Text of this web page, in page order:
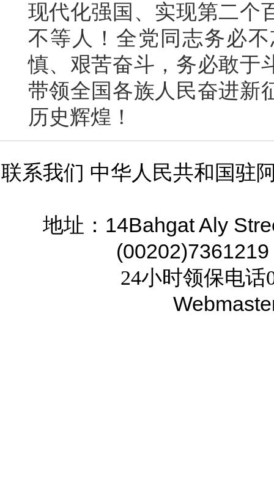
现代化强国、实现第二个
不等人！全党同志务必
慎、艰苦奋斗，务必敢于
带领全国各族人民奋进新
历史辉煌！
联系我们 中华人民共和国驻
地址： 14Bahgat Aly
(00202)7361219
24小时领保电话